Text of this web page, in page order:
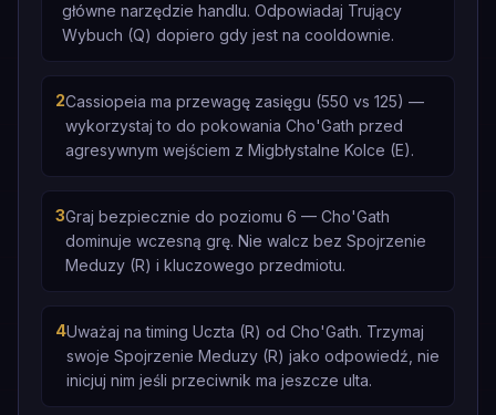
główne narzędzie handlu. Odpowiadaj Trujący
Wybuch (Q) dopiero gdy jest na cooldownie.
2Cassiopeia ma przewagę zasięgu (550 vs 125) —
wykorzystaj to do pokowania Cho'Gath przed
agresywnym wejściem z Migbłystalne Kolce (E).
3Graj bezpiecznie do poziomu 6 — Cho'Gath
dominuje wczesną grę. Nie walcz bez Spojrzenie
Meduzy (R) i kluczowego przedmiotu.
4Uważaj na timing Uczta (R) od Cho'Gath. Trzymaj
swoje Spojrzenie Meduzy (R) jako odpowiedź, nie
inicjuj nim jeśli przeciwnik ma jeszcze ulta.